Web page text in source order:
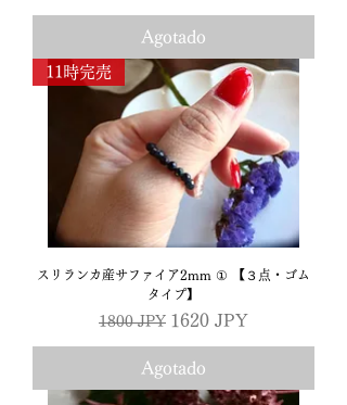
Agotado
11時完売
スリランカ産サファイア2mm ① 【３点・ゴム
タイプ】
Precio
1800 JPY Precio de oferta
1620 JPY
Agotado